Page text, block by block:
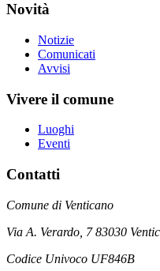
Novità
Notizie
Comunicati
Avvisi
Vivere il comune
Luoghi
Eventi
Contatti
Comune di Venticano
Via A. Verardo, 7 83030
Codice Univoco UF846B